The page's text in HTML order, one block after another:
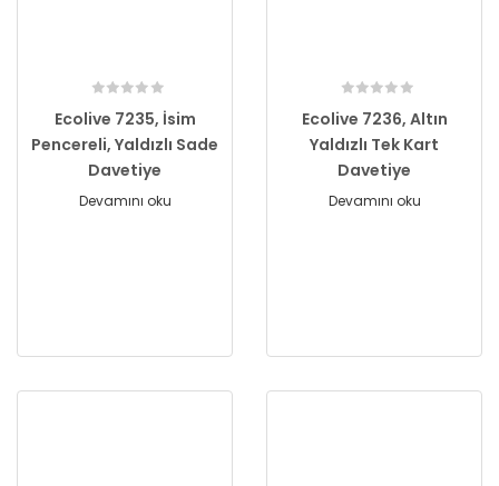
Ecolive 7235, İsim
Pencereli, Yaldızlı Sade
Davetiye
Devamını oku
Ecolive 7236, Altın
Yaldızlı Tek Kart
Davetiye
Devamını oku